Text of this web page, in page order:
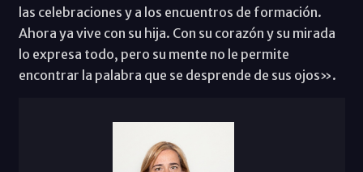
las celebraciones y a los encuentros de formación.
Ahora ya vive con su hija. Con su corazón y su mirada
lo expresa todo, pero su mente no le permite
encontrar la palabra que se desprende de sus ojos».